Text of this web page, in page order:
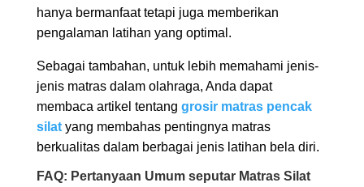
hanya bermanfaat tetapi juga memberikan
pengalaman latihan yang optimal.
Sebagai tambahan, untuk lebih memahami jenis-
jenis matras dalam olahraga, Anda dapat
membaca artikel tentang grosir matras pencak
silatyang membahas pentingnya matras
berkualitas dalam berbagai jenis latihan bela diri.
FAQ: Pertanyaan Umum seputar Matras Silat